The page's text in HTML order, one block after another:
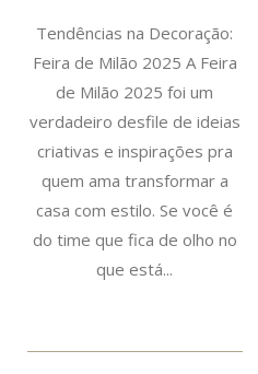
Tendências na Decoração:
Feira de Milão 2025 A Feira
de Milão 2025 foi um
verdadeiro desfile de ideias
criativas e inspirações pra
quem ama transformar a
casa com estilo. Se você é
do time que fica de olho no
que está...